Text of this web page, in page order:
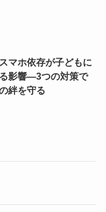
マホ依存が子どもに
影響—3つの対策で
絆を守る